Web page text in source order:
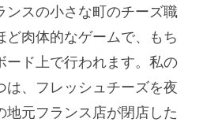
ンスの小さな町のチーズ職
ど肉体的なゲームで、もち
ード上で行われます。私の
は、フレッシュチーズを夜
地元フランス店が閉店した